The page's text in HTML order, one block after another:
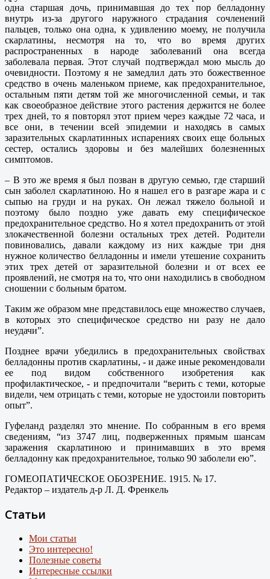
одна старшая дочь, принимавшая до тех пор белладонну
внутрь из-за другого наружного страдания сочленений
пальцев, только она одна, к удивлению моему, не получила
скарлатины, несмотря на то, что во время других
распространенных в народе заболеваний она всегда
заболевала первая. Этот случай подтверждал мою мысль до
очевидности. Поэтому я не замедлил дать это божественное
средство в очень маленьком приеме, как предохранительное,
остальным пяти детям той же многочисленной семьи, и так
как своеобразное действие этого растения держится не более
трех дней, то я повторял этот прием через каждые 72 часа, и
все они, в течении всей эпидемии и находясь в самых
заразительных скарлатинных испарениях своих еще больных
сестер, остались здоровы и без малейших болезненных
симптомов.
– В это же время я был позван в другую семью, где старший
сын заболел скарлатиною. Но я нашел его в разгаре жара и с
сыпью на груди и на руках. Он лежал тяжело больной и
поэтому было поздно уже давать ему специфическое
предохранительное средство. Но я хотел предохранить от этой
злокачественной болезни остальных трех детей. Родители
повиновались, давали каждому из них каждые три дня
нужное количество белладонны и имели утешение сохранить
этих трех детей от заразительной болезни и от всех ее
проявлений, не смотря на то, что они находились в свободном
сношении с больным братом.
Таким же образом мне представилось еще множество случаев,
в которых это специфическое средство ни разу не дало
неудачи”.
Позднее врачи убедились в предохранительных свойствах
белладонны против скарлатины, - и даже иные рекомендовали
ее под видом собственного изобретения как
профилактическое, - и предпочитали “верить с теми, которые
видели, чем отрицать с теми, которые не удостоили повторить
опыт”.
Гуфеланд разделял это мнение. По собранным в его время
сведениям, “из 3747 лиц, подверженных прямым шансам
заражения скарлатиною и принимавших в это время
белладонну как предохранительное, только 90 заболели ею”.
ГОМЕОПАТИЧЕСКОЕ ОБОЗРЕНИЕ. 1915. № 17.
Редактор – издатель д-р Л. Д. Френкель
Статьи
Мои статьи
Это интересно!
Полезные советы
Интересные ссылки